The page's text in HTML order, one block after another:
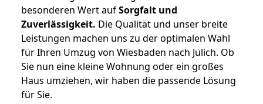
besonderen Wert aufSorgfalt und
Zuverlässigkeit. Die Qualität und unser breite
Leistungen machen uns zu der optimalen Wahl
für Ihren Umzug von Wiesbaden nach Jülich. Ob
Sie nun eine kleine Wohnung oder ein großes
Haus umziehen, wir haben die passende Lösung
für Sie.